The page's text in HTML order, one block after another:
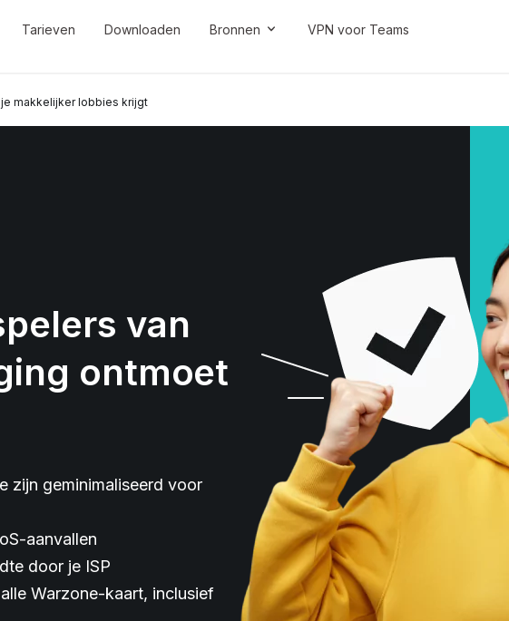
Tarieven Downloaden Bronnen VPN voor Teams
makkelijker lobbies krijgt
van
ontmoet
zijn geminimaliseerd voor
aanvallen
door je ISP
Warzone-kaart, inclusief